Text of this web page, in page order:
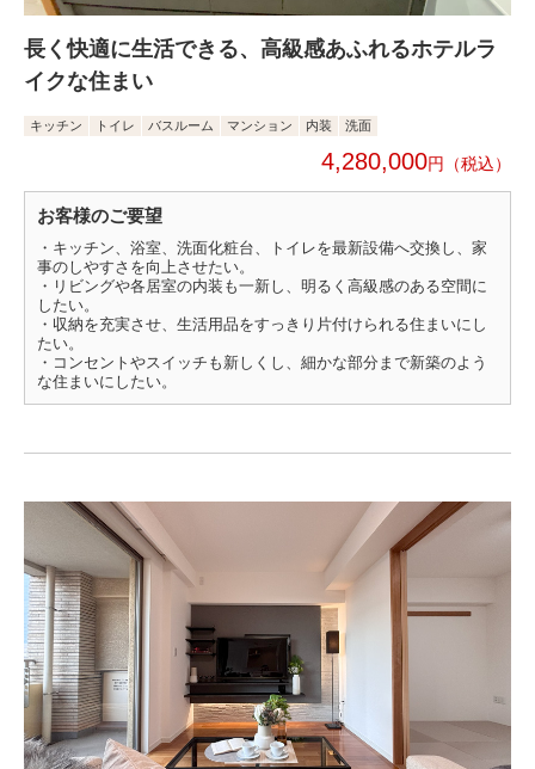
長く快適に生活できる、高級感あふれるホテルラ
イクな住まい
キッチン トイレ バスルーム マンション 内装 洗面
4,280,000円
お客様のご要望
・キッチン、浴室、洗面化粧台、トイレを最新設備へ交換し、家
事のしやすさを向上させたい。
・リビングや各居室の内装も一新し、明るく高級感のある空間に
したい。
・収納を充実させ、生活用品をすっきり片付けられる住まいにし
たい。
・コンセントやスイッチも新しくし、細かな部分まで新築のよう
な住まいにしたい。